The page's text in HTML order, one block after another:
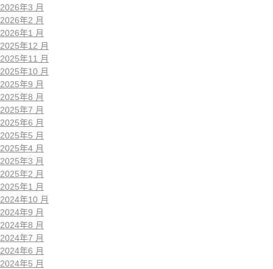
2026年3 月
2026年2 月
2026年1 月
2025年12 月
2025年11 月
2025年10 月
2025年9 月
2025年8 月
2025年7 月
2025年6 月
2025年5 月
2025年4 月
2025年3 月
2025年2 月
2025年1 月
2024年10 月
2024年9 月
2024年8 月
2024年7 月
2024年6 月
2024年5 月